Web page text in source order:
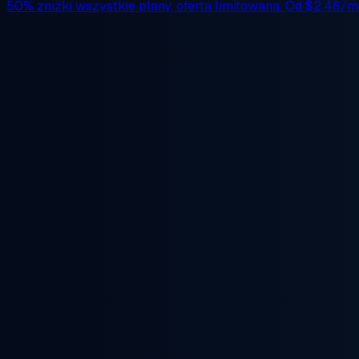
50% zniżki wszystkie plany, oferta limitowana. Od $2.48/